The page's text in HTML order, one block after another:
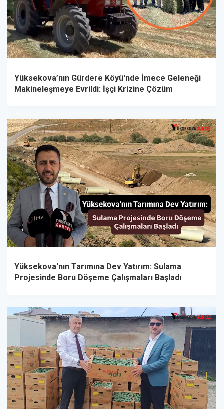
Yüksekova’nın Gürdere Köyü'nde İmece Geleneği
Makineleşmeye Evrildi: İşçi Krizine Çözüm
Yüksekova'nın Tarımına Dev Yatırım: Sulama
Projesinde Boru Döşeme Çalışmaları Başladı